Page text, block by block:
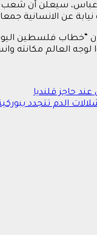
سيعلن أن شعب
عن الانسانية
“خطاب فلسطين
العالم مكانته
حاجز قلنديا